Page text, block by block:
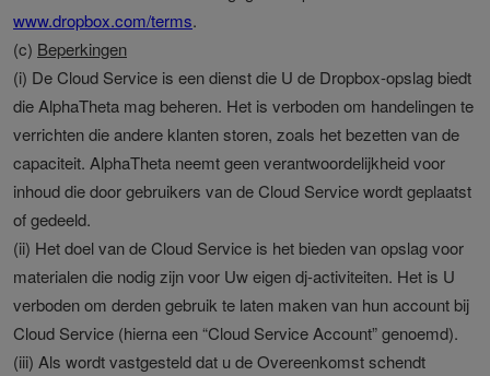
www.dropbox.com/terms.
(c) Beperkingen
(i) De Cloud Service is een dienst die U de Dropbox-opslag biedt
die AlphaTheta mag beheren. Het is verboden om handelingen te
verrichten die andere klanten storen, zoals het bezetten van de
capaciteit. AlphaTheta neemt geen verantwoordelijkheid voor
inhoud die door gebruikers van de Cloud Service wordt geplaatst
of gedeeld.
(ii) Het doel van de Cloud Service is het bieden van opslag voor
materialen die nodig zijn voor Uw eigen dj-activiteiten. Het is U
verboden om derden gebruik te laten maken van hun account bij
Cloud Service (hierna een “Cloud Service Account” genoemd).
(iii) Als wordt vastgesteld dat u de Overeenkomst schendt